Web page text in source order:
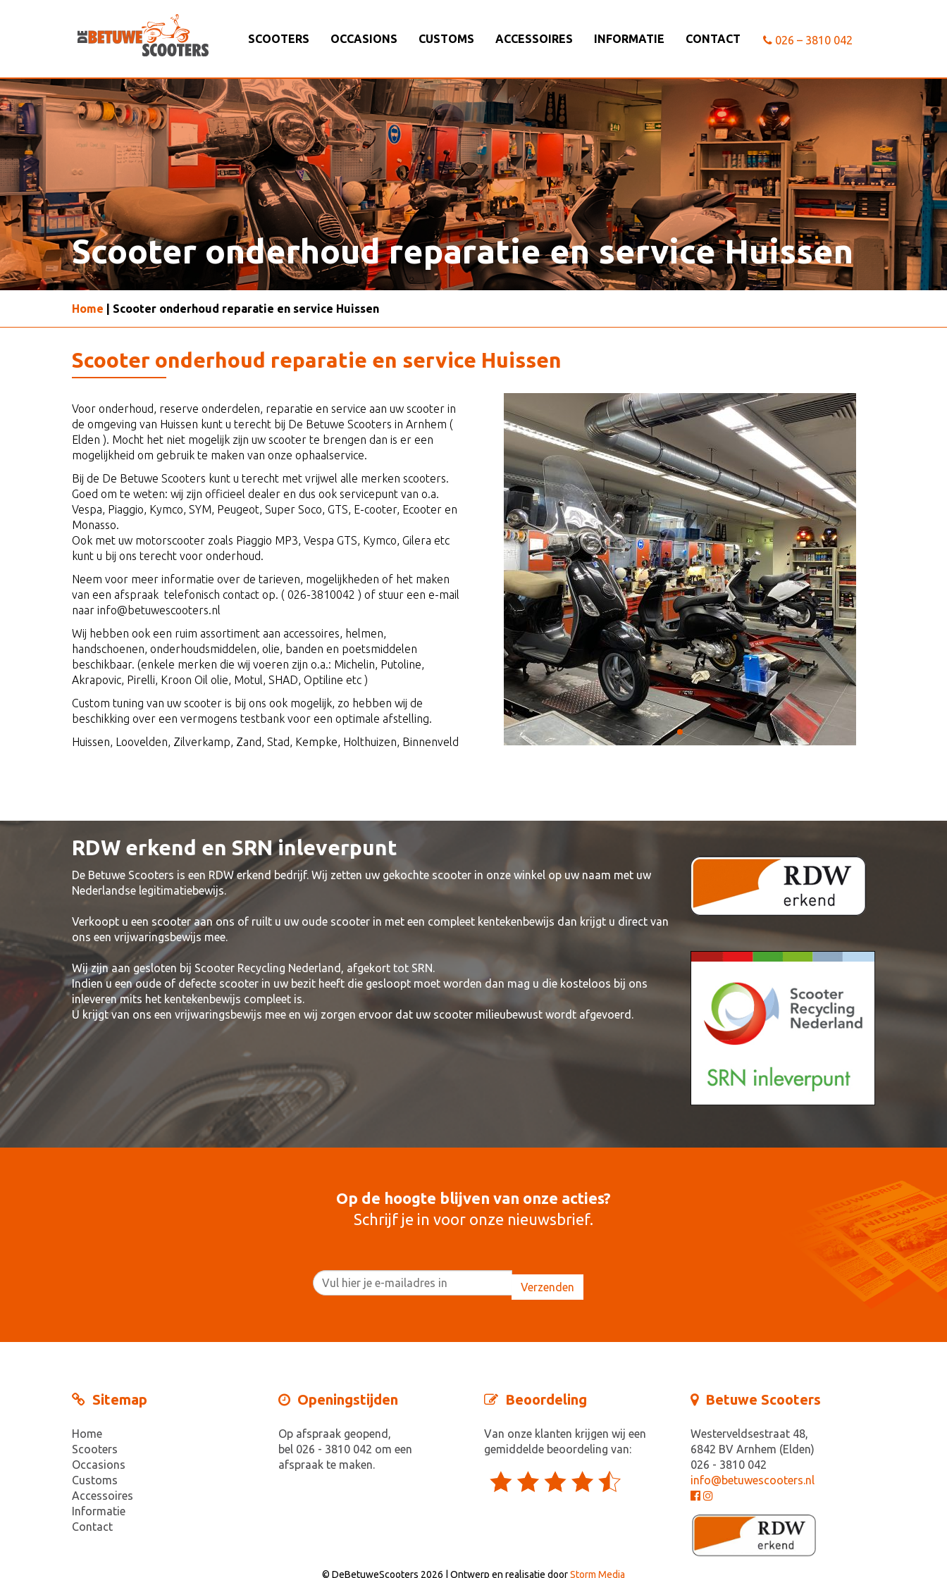
SCOOTERS OCCASIONS CUSTOMS ACCESSOIRES INFORMATIE CONTACT 026 – 3810 042
Scooter onderhoud reparatie en service Huissen
Home | Scooter onderhoud reparatie en service Huissen
Scooter onderhoud reparatie en service Huissen
Voor onderhoud, reserve onderdelen, reparatie en service aan uw scooter in
de omgeving van Huissen kunt u terecht bij De Betuwe Scooters in Arnhem (
Elden ). Mocht het niet mogelijk zijn uw scooter te brengen dan is er een
mogelijkheid om gebruik te maken van onze ophaalservice.
Bij de De Betuwe Scooters kunt u terecht met vrijwel alle merken scooters.
Goed om te weten: wij zijn officieel dealer en dus ook servicepunt van o.a.
Vespa, Piaggio, Kymco, SYM, Peugeot, Super Soco, GTS, E-cooter, Ecooter en
Monasso.
Ook met uw motorscooter zoals Piaggio MP3, Vespa GTS, Kymco, Gilera etc
kunt u bij ons terecht voor onderhoud.
Neem voor meer informatie over de tarieven, mogelijkheden of het maken
van een afspraak telefonisch contact op. ( 026-3810042 ) of stuur een e-mail
naar info@betuwescooters.nl
Wij hebben ook een ruim assortiment aan accessoires, helmen,
handschoenen, onderhoudsmiddelen, olie, banden en poetsmiddelen
beschikbaar. (enkele merken die wij voeren zijn o.a.: Michelin, Putoline,
Akrapovic, Pirelli, Kroon Oil olie, Motul, SHAD, Optiline etc )
Custom tuning van uw scooter is bij ons ook mogelijk, zo hebben wij de
beschikking over een vermogens testbank voor een optimale afstelling.
Huissen, Loovelden, Zilverkamp, Zand, Stad, Kempke, Holthuizen, Binnenveld
RDW erkend en SRN inleverpunt
De Betuwe Scooters is een RDW erkend bedrijf. Wij zetten uw gekochte scooter in onze winkel op uw naam met uw
Nederlandse legitimatiebewijs.
Verkoopt u een scooter aan ons of ruilt u uw oude scooter in met een compleet kentekenbewijs dan krijgt u direct van
ons een vrijwaringsbewijs mee.
Wij zijn aan gesloten bij Scooter Recycling Nederland, afgekort tot SRN.
Indien u een oude of defecte scooter in uw bezit heeft die gesloopt moet worden dan mag u die kosteloos bij ons
inleveren mits het kentekenbewijs compleet is.
U krijgt van ons een vrijwaringsbewijs mee en wij zorgen ervoor dat uw scooter milieubewust wordt afgevoerd.
Op de hoogte blijven van onze acties?
Schrijf je in voor onze nieuwsbrief.
Sitemap
Home
Scooters
Occasions
Customs
Accessoires
Informatie
Contact
Openingstijden
Op afspraak geopend,
bel 026 - 3810 042 om een
afspraak te maken.
Beoordeling
Van onze klanten krijgen wij een
gemiddelde beoordeling van:
Betuwe Scooters
Westerveldsestraat 48,
6842 BV Arnhem (Elden)
026 - 3810 042
info@betuwescooters.nl
© DeBetuweScooters 2026 | Ontwerp en realisatie doorStorm Media